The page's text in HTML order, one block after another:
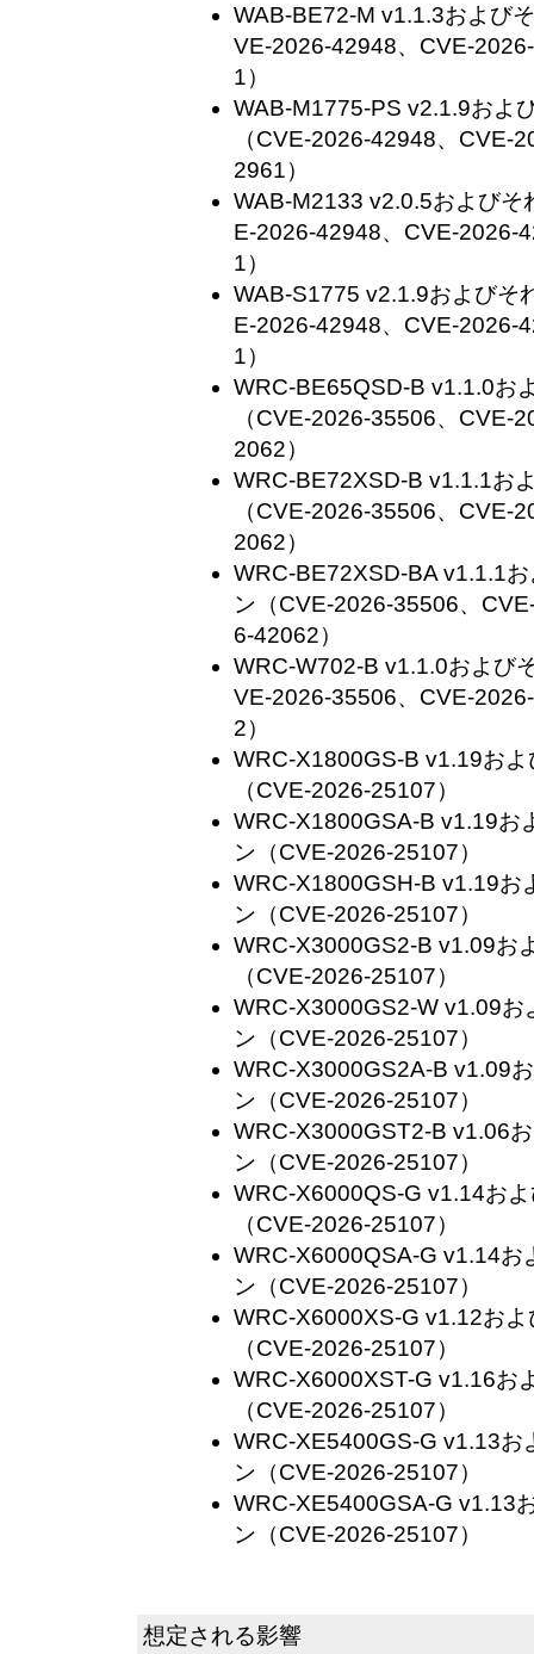
WAB-BE72-M v1.1.3および
VE-2026-42948、CVE-
1）
WAB-M1775-PS v2.1.9およ
（CVE-2026-42948、CVE-
2961）
WAB-M2133 v2.0.5およびそ
E-2026-42948、CVE-2026-
1）
WAB-S1775 v2.1.9およびそ
E-2026-42948、CVE-2026-
1）
WRC-BE65QSD-B v1.1.0お
（CVE-2026-35506、CVE-
2062）
WRC-BE72XSD-B v1.1.1お
（CVE-2026-35506、CVE-
2062）
WRC-BE72XSD-BA v1.1.1
ン（CVE-2026-35506、
6-42062）
WRC-W702-B v1.1.0および
VE-2026-35506、CVE-
2）
WRC-X1800GS-B v1.19お
（CVE-2026-25107）
WRC-X1800GSA-B v1.19お
ン（CVE-2026-25107）
WRC-X1800GSH-B v1.19お
ン（CVE-2026-25107）
WRC-X3000GS2-B v1.09お
（CVE-2026-25107）
WRC-X3000GS2-W v1.09お
ン（CVE-2026-25107）
WRC-X3000GS2A-B v1.09
ン（CVE-2026-25107）
WRC-X3000GST2-B v1.06
ン（CVE-2026-25107）
WRC-X6000QS-G v1.14お
（CVE-2026-25107）
WRC-X6000QSA-G v1.14お
ン（CVE-2026-25107）
WRC-X6000XS-G v1.12お
（CVE-2026-25107）
WRC-X6000XST-G v1.16お
（CVE-2026-25107）
WRC-XE5400GS-G v1.13お
ン（CVE-2026-25107）
WRC-XE5400GSA-G v1.13
ン（CVE-2026-25107）
想定される影響